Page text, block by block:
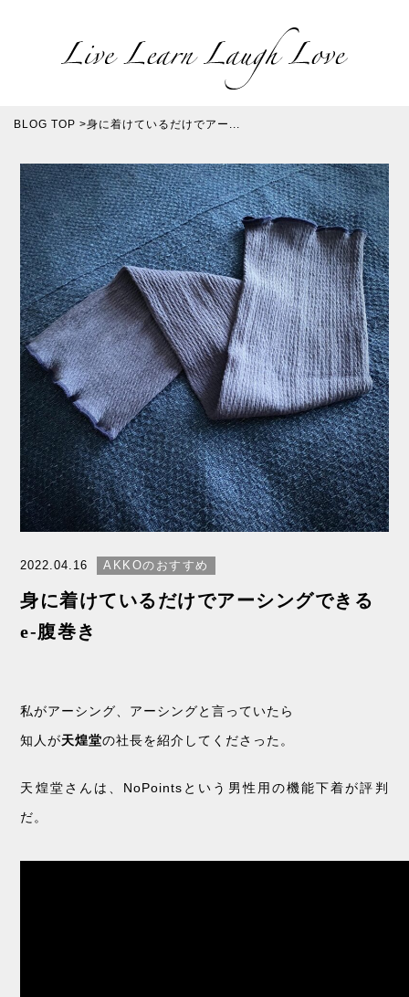
BLOG TOP >身に着けているだけでアー...
2022.04.16 AKKOのおすすめ
身に着けているだけでアーシングできる
e-腹巻き
私がアーシング、アーシングと言っていたら
知人が天煌堂の社長を紹介してくださった。
天煌堂さんは、NoPointsという男性用の機能下着が評判
だ。